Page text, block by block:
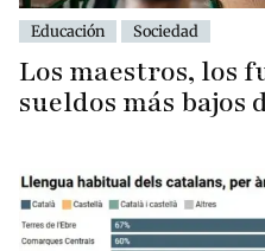
Educación Sociedad
Los maestros, los
sueldos más bajos